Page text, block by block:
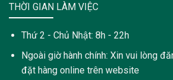
THỜI GIAN LÀM VIỆC
Thứ 2 - Chủ Nhật: 8h - 22h
Ngoài giờ hành chính: Xin vui lòng
đặt hàng online trên website